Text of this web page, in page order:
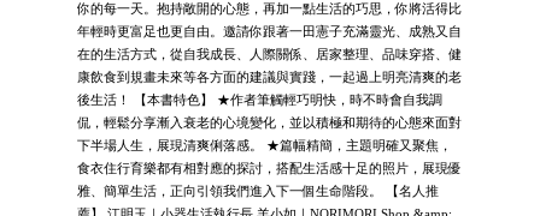
你的每一天。抱持敞開的心態，再加一點生活的巧思，你將活得比
年輕時更富足也更自由。邀請你跟著一田憲子充滿靈光、成熟又自
在的生活方式，從自我成長、人際關係、居家整理、品味穿搭、健
康飲食到規畫未來等各方面的建議與實踐，一起過上明亮清爽的老
後生活！ 【本書特色】 ★作者筆觸輕巧明快，時不時會自我調
侃，輕鬆分享漸入衰老的心境變化，並以積極和期待的心態來面對
下半場人生，展現清爽俐落感。 ★篇幅精簡，主題明確又聚焦，
食衣住行育樂都有相對應的探討，搭配生活感十足的照片，展現優
雅、簡單生活，正向引領我們進入下一個生命階段。 【名人推